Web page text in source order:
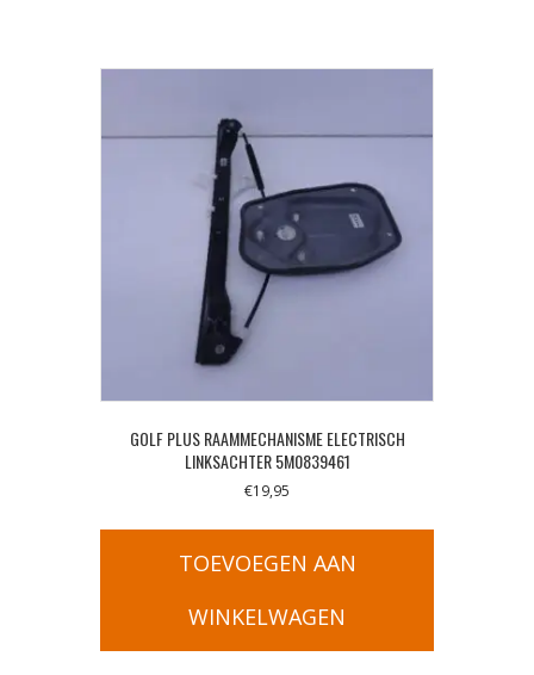
GOLF PLUS RAAMMECHANISME ELECTRISCH
LINKSACHTER 5M0839461
€19,95
TOEVOEGEN AAN
WINKELWAGEN